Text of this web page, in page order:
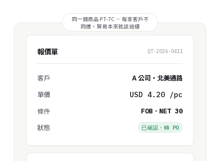
報價單 QT-2026-0411
客戶
A 公司・北美通路
單價
USD 4.20 /pc
條件
FOB・NET 30
狀態 已確認・轉 PO